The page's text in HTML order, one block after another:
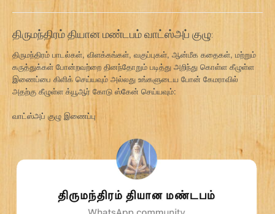
திருமந்திரம் தியான மண்டபம் வாட்ஸ்அப் குழு:
திருமந்திரம் பாடல்கள், விளக்கங்கள், வகுப்புகள், ஆன்மீக கதைகள், மற்றும்
கருத்துக்கள் போன்றவற்றை தினந்தோறும் படித்து அறிந்து கொள்ள கீழுள்ள
இணைப்பை கிளிக் செய்யவும் அல்லது உங்களுடைய போன் கேமராவில்
அதற்கு கீழுள்ள க்யூஆர் கோடு ஸ்கேன் செய்யவும்:
வாட்ஸ்அப் குழு இணைப்பு